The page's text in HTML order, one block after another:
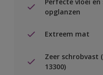
opglanzen
Extreem mat
Zeer schrobvast
13300)